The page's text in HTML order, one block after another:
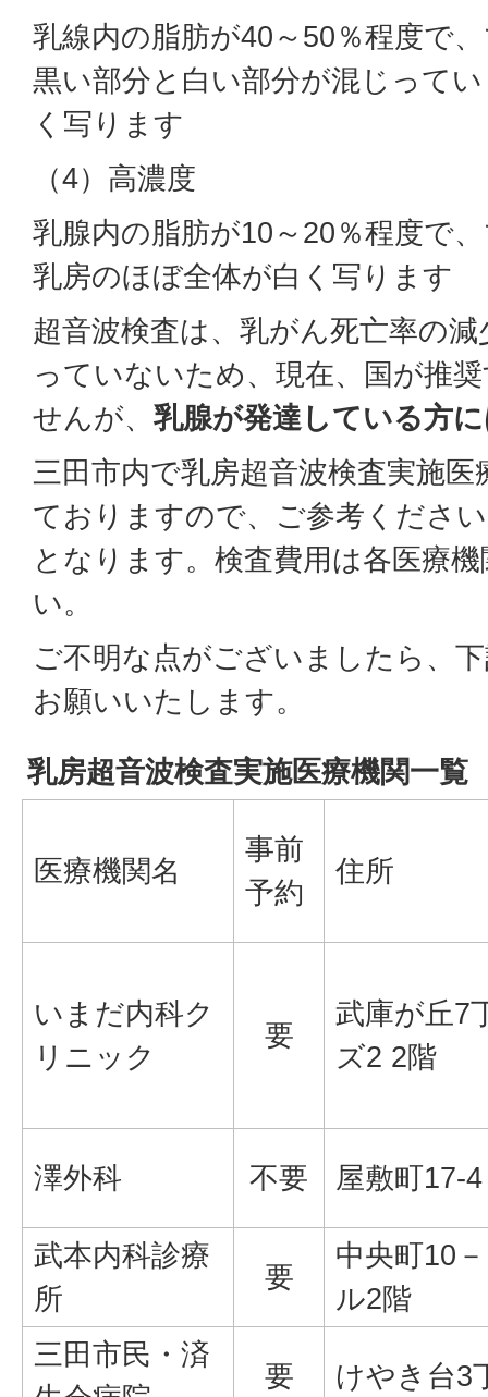
乳線内の脂肪が40～50％程度で
黒い部分と白い部分が混じって
く写ります
（4）高濃度
乳腺内の脂肪が10～20％程度で
乳房のほぼ全体が白く写ります
超音波検査は、乳がん死亡率の
っていないため、現在、国が推
せんが、 乳腺が発達している方
三田市内で乳房超音波検査実施
ておりますので、ご参考くださ
となります。検査費用は各医療
い。
ご不明な点がございましたら、
お願いいたします。
乳房超音波検査実施医療機関一覧
医療機関名
事前
予約
住所
いまだ内科ク
リニック
要
武庫が丘7
ズ2 2階
澤外科 不要 屋敷町17-4
武本内科診療
所
要
中央町10
ル2階
三田市民・済
要 けやき台3